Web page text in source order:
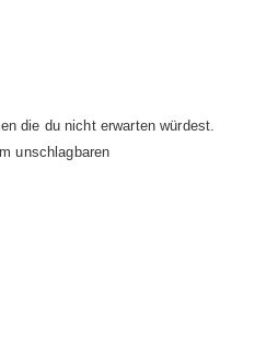
die du nicht erwarten würdest.
unschlagbaren